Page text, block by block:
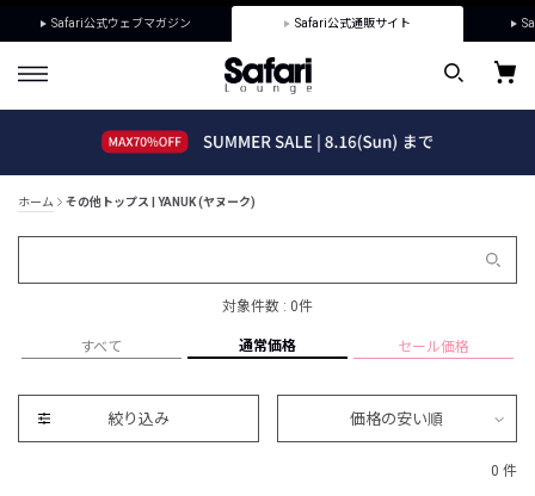
Safari公式ウェブマガジン Safari公式通販サイト
ホーム その他トップス | YANUK (ヤヌーク)
対象件数 : 0件
すべて 通常価格 セール価格
絞り込み 価格の安い順
0 件